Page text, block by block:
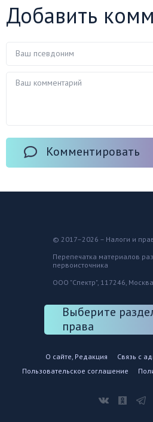
Добавить
Комментировать
© 2017–2026 – Налоги и
Перепечатка материалов
первоисточника
ООО "Спектр", 117246,
Выберите
права
О сайте, Редакция
Связь с
Пользовательское соглашение